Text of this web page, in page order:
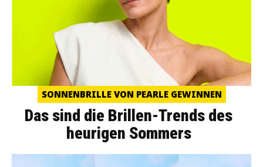
SONNENBRILLE VON PEARLE GEWINNEN
Das sind die Brillen-Trends des
heurigen Sommers